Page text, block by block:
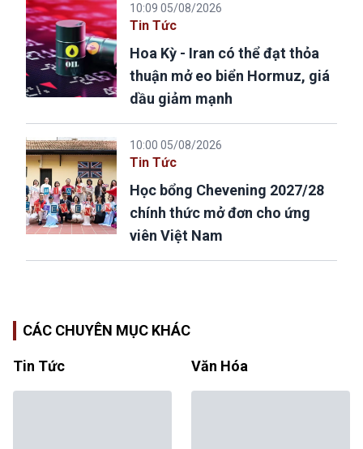
10:09 05/08/2026
Tin Tức
Hoa Kỳ - Iran có thể đạt thỏa
thuận mở eo biển Hormuz, giá
dầu giảm mạnh
10:00 05/08/2026
Tin Tức
Học bổng Chevening 2027/28
chính thức mở đơn cho ứng
viên Việt Nam
CÁC CHUYÊN MỤC KHÁC
Tin Tức Văn Hóa